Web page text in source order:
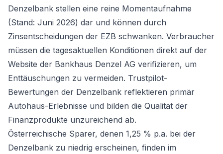
Denzelbank stellen eine reine Momentaufnahme
(Stand: Juni 2026) dar und können durch
Zinsentscheidungen der EZB schwanken. Verbraucher
müssen die tagesaktuellen Konditionen direkt auf der
Website der Bankhaus Denzel AG verifizieren, um
Enttäuschungen zu vermeiden. Trustpilot-
Bewertungen der Denzelbank reflektieren primär
Autohaus-Erlebnisse und bilden die Qualität der
Finanzprodukte unzureichend ab.
Österreichische Sparer, denen 1,25 % p.a. bei der
Denzelbank zu niedrig erscheinen, finden im